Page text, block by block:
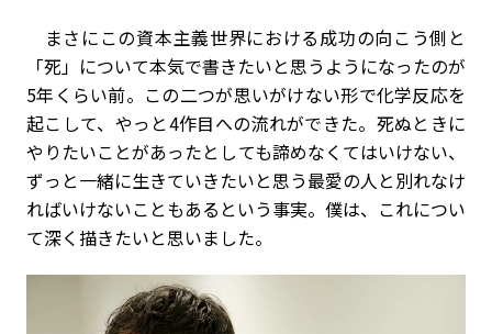
まさにこの資本主義世界における成功の向こう側と
「死」について本気で書きたいと思うようになったのが
5年くらい前。この二つが思いがけない形で化学反応を
起こして、やっと4作目への流れができた。死ぬときに
やりたいことがあったとしても諦めなくてはいけない、
ずっと一緒に生きていきたいと思う最愛の人と別れなけ
ればいけないこともあるという事実。僕は、これについ
て深く描きたいと思いました。